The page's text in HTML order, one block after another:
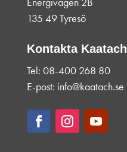
135 49 Tyresö
Kontakta Kaatach
Tel: 08-400 268 80
E-post: info@kaatach.se